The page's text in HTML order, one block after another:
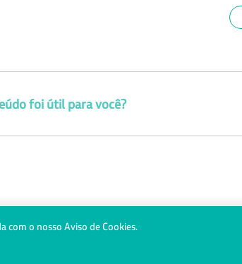
foi útil para você?
com o nosso Aviso de Cookies.